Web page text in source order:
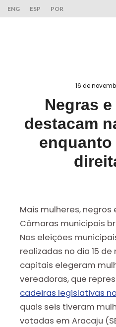
ENG ESP POR
16 de
Negras
destacam
enquanto
Mais mulheres,
Câmaras municipais
Nas eleições
realizadas no dia 15
capitais elegeram
vereadoras, que
cadeiras legislativas
quais seis tiveram
votadas em Aracaju